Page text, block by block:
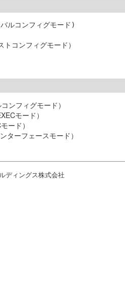
ルコンフィグモード)
ンフィグモード）
モード）
ード）
ンターフェースモード）
ディングス株式会社